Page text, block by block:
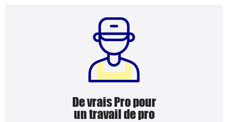
De vrais Pro pour
un travail de pro